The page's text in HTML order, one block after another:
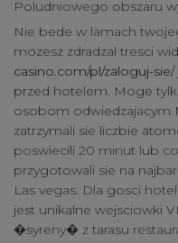
Poludniowego obszaru
Nie bede w lamach
mozesz zdradzal tresci
casino.com/pl/zaloguj-sie/
przed hotelem. Moge
osobom odwiedzajacym
zatrzymali sie liczbie
poswiecili 20 minut lub
przygotowali sie na
Las vegas. Dla gosci
jest unikalne wejsciowki
�syreny� z tarasu